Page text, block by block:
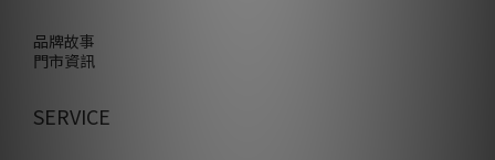
品牌故事
門市資訊
SERVICE